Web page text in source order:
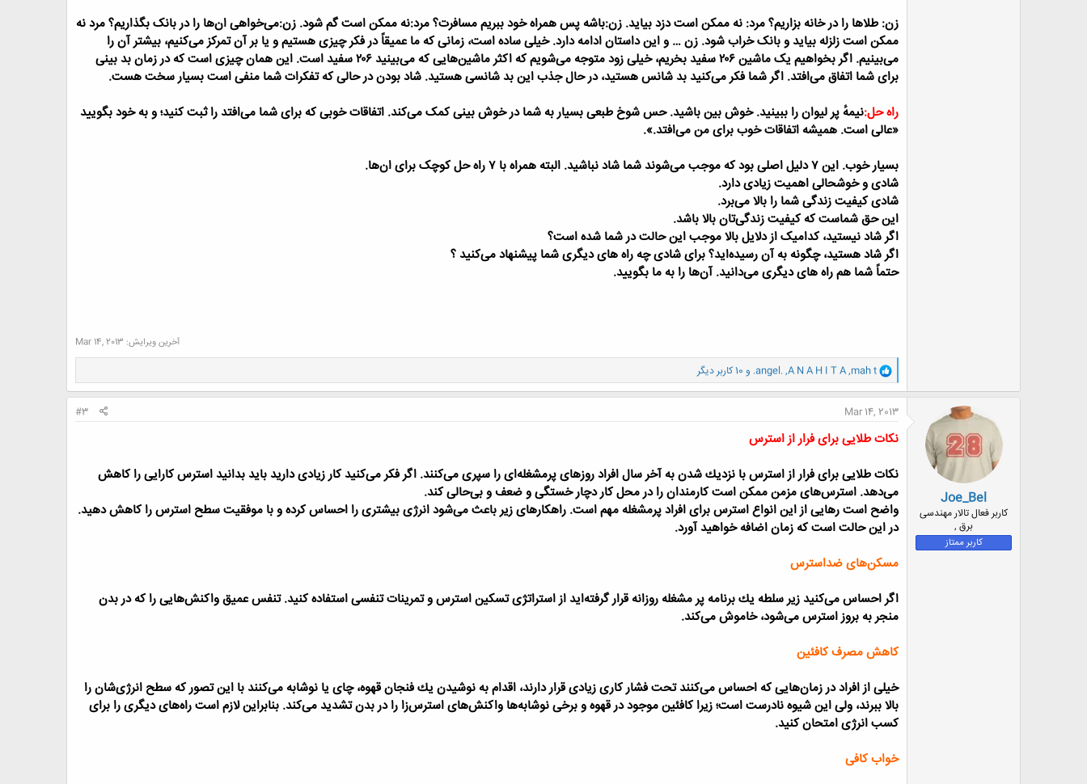
زن: طلاها را در خانه بزاریم؟مرد: نه ممکن است دزد بیاید. زن:باشه پس همراه خود ببریم مسافرت؟مرد:نه ممکن است گم شود. زن:می‌خواهی ان‌ها را در بانک بگذاریم؟مرد نه
ممکن است زلزله بیاید و بانک خراب شود. زن … و این داستان ادامه دارد. خیلی ساده است، زمانی که ما عمیقاً در فکر چیزی هستیم و یا بر آن تمرکز می‌کنیم، بیشتر آن را
می‌بینیم. اگر بخواهیم یک ماشین ۲۰۶ سفید بخریم، خیلی زود متوجه می‌شویم که اکثر ماشین‌هایی که می‌بینید ۲۰۶ سفید است.
این همان چیزی است که در زمان بد بینی
برای شما اتفاق می‌افتد. اگر شما فکر می‌کنید بد شانس هستید، در حال جذب این بد شانسی هستید. شاد بودن در حالی که تفکرات شما منفی است بسیار سخت هست.
راه حل:نیمهٔ پر لیوان را ببینید. خوش بین باشید. حس شوخ طبعی بسیار به شما در خوش بینی کمک می‌کند. اتفاقات خوبی که برای شما می‌افتد را ثبت کنید؛ و به خود بگویید
«عالی است. همیشه اتفاقات خوب برای من می‌افتد.».
بسیار خوب. این ۷ دلیل اصلی بود که موجب می‌شوند شما شاد نباشید. البته همراه با ۷ راه حل کوچک برای ان‌ها.
شادی و خوشحالی اهمیت زیادی دارد.
شادی کیفیت زندگی شما را بالا می‌برد.
این حق شماست که کیفیت زندگی‌تان بالا باشد.
اگر شاد نیستید، کدامیک از دلایل بالا موجب این حالت در شما شده است؟
اگر شاد هستید، چگونه به آن رسیده‌اید؟ برای شادی چه راه های دیگری شما پیشنهاد می‌کنید ؟
حتماً شما هم راه های دیگری می‌دانید. آن‌ها را به ما بگویید.
آخرین ویرایش: Mar 14, 2013
و
ا
ک
ش
ه
ا
mah t
,
A N A H I T A
,
.angel. و 10 کاربر دیگر
Joe_Bel
کاربر فعال تالار مهندسی
برق ,
کاربر ممتاز
Mar 14, 2013
#3
نكات طلایی برای فرار از استرس
نكات طلایی برای فرار از استرسبا نزدیك شدن به آخر سال افراد روزهای پرمشغله‌ای را سپری می‌كنند. اگر فكر می‌كنید كار زیادی دارید باید بدانید استرس كارایی را كاهش
می‌دهد. استرس‌های مزمن ممكن است كارمندان را در محل كار دچار خستگی و ضعف و بی‌حالی كند.
واضح است رهایی از این انواع استرس برای افراد پرمشغله مهم است. راهكارهای زیر باعث می‌شود انرژی بیشتری را احساس كرده و با موفقیت سطح استرس را كاهش دهید.
در این حالت است كه زمان اضافه خواهید آورد.
مسكن‌های ضداسترس
اگر احساس می‌كنید زیر سلطه یك برنامه پر مشغله روزانه قرار گرفته‌اید از استراتژی تسكین استرس و تمرینات تنفسی استفاده كنید. تنفس عمیق واكنش‌هایی را كه در بدن
منجر به بروز استرس می‌شود، خاموش می‌كند.
كاهش مصرف كافئین
خیلی از افراد در زمان‌هایی كه احساس می‌كنند تحت فشار كاری زیادی قرار دارند، اقدام به نوشیدن یك فنجان قهوه، چای یا نوشابه می‌كنند با این تصور كه سطح انرژی‌شان را
بالا ببرند، ولی این شیوه نادرست است؛ زیرا كافئین موجود در قهوه و برخی نوشابه‌ها واكنش‌های استرس‌زا را در بدن تشدید می‌كند. بنابراین لازم است راه‌های دیگری را برای
كسب انرژی امتحان كنید.
خواب كافی